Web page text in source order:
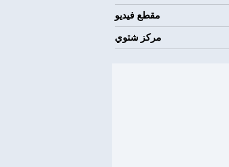
مقطع فيديو
مركز شتوي